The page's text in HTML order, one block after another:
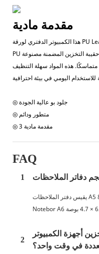
مقدمة مادية
هذا الكمبيوتر الدفتري لورقة PU Leather الإبداعية لأعمال Office مصنوع من جلد
PU عالي الجودة وهو متين وسلس لللمس. كما أن حقيبة التخزين المضمنة مصنوعة
هذه المواد سهلة التنظيف
◎ متطور ودائم
◎ مقدمة مادية 3
FAQ
1
يقيس دفتر الملاحظات A5 8.26 × 5.7 بوصة ، في حين أن دفتر
2
أجهزة الكمبيوتر
في وقت واحد؟